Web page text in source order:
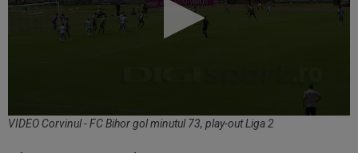
VIDEO Corvinul - FC Bihor gol minutul 73, play-out Liga 2